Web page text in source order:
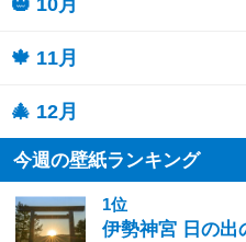
🎃 10月
🍁 11月
🎄 12月
今週の壁紙ランキング
1位
伊勢神宮 日の出